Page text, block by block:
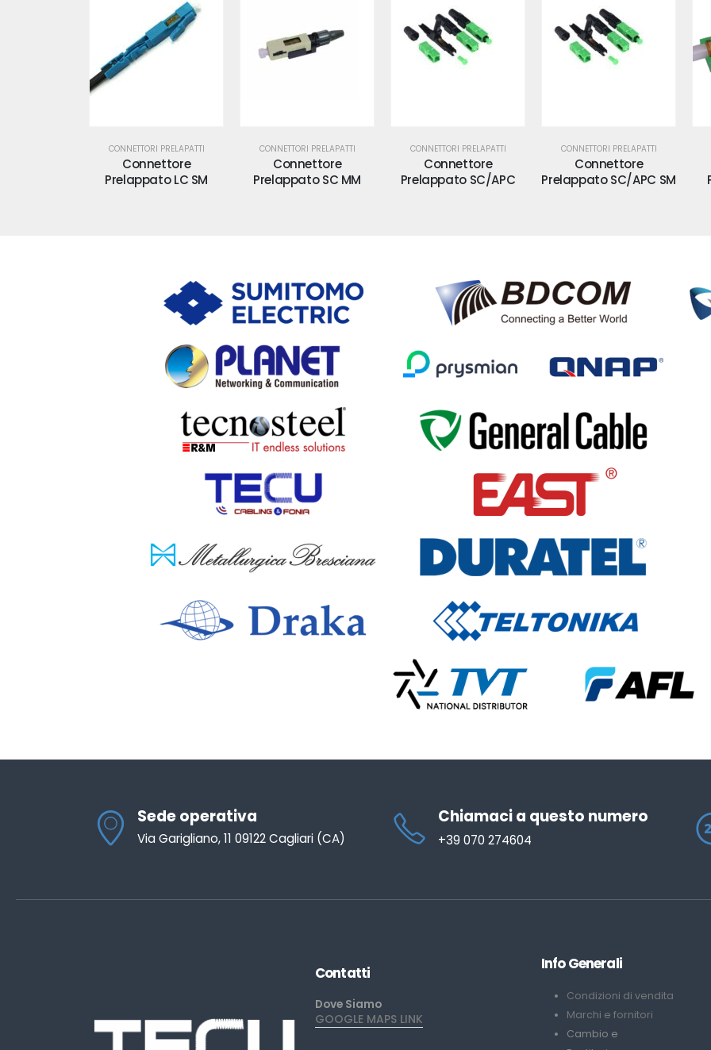
CONNETTORI PRELAPATTI
Connettore
Prelappato LC SM
CONNETTORI PRELAPATTI
Connettore
Prelappato SC MM
CONNETTORI PRELAPATTI
Connettore
Prelappato SC/APC
CONNETTORI PRELAPATTI
Connettore
Prelappato SC/APC SM
Sede operativa
Via Garigliano, 11 09122 Cagliari (CA)
Chiamaci a questo numero
+39 070 274604
Contatti
Dove Siamo
GOOGLE MAPS LINK
Info Generali
Condizioni di vendita
Marchi e fornitori
Cambio e